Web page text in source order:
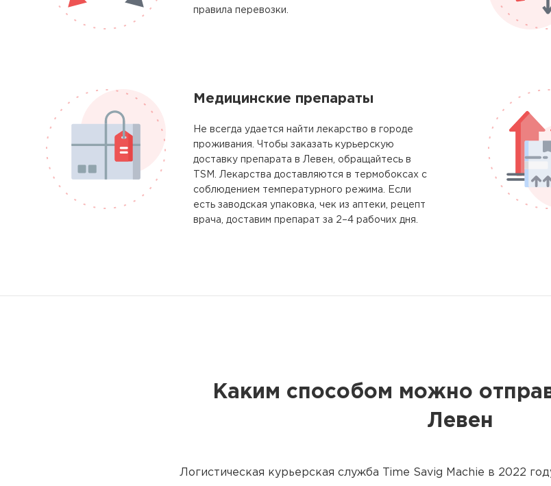
правила перевозки.
Медицинские препараты
Не всегда удается найти лекарство в городе
проживания. Чтобы заказать курьерскую
доставку препарата в Левен, обращайтесь в
TSM. Лекарства доставляются в термобоксах с
соблюдением температурного режима. Если
есть заводская упаковка, чек из аптеки, рецепт
врача, доставим препарат за 2–4 рабочих дня.
Каким способом можно
Левен
Логистическая курьерская служба Time Savig Machie в 2022